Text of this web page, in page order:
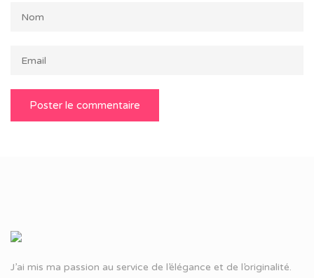
J’ai mis ma passion au service de l’élégance et de l’originalité.